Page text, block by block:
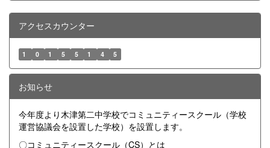
アクセスカウンター
1 0 1 5 5 1 4 5
お知らせ
今年度より木津第二中学校でコミュニティースクール（学校
運営協議会を設置した学校）を設置します。
〇コミュニティースクール（CS）とは